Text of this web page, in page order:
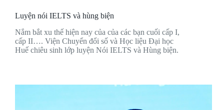
Luyện nói IELTS và hùng biện
Nắm bắt xu thế hiện nay của của các bạn cuối cấp I,
cấp II…. Viện Chuyển đổi số và Học liệu Đại học
Huế chiêu sinh lớp luyện Nói IELTS và Hùng biện.